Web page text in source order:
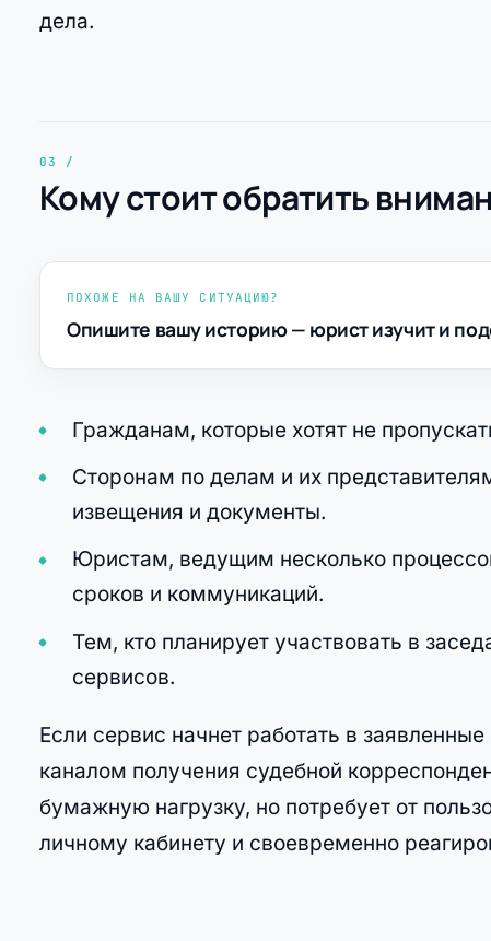
дела.
Кому стоит обратить
ПОХОЖЕ НА ВАШУ СИТУАЦИЮ?
Опишите вашу историю — юрист изучит и
Гражданам, которые хотят не
Сторонам по делам и их
извещения и документы.
Юристам, ведущим несколько
сроков и коммуникаций.
Тем, кто планирует участвовать в
сервисов.
Если сервис начнет работать в
каналом получения судебной
бумажную нагрузку, но потребует от
личному кабинету и своевременно